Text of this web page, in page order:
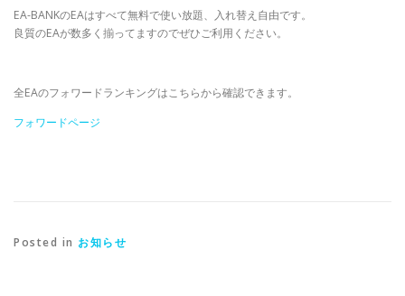
EA-BANKのEAはすべて無料で使い放題、入れ替え自由です。
良質のEAが数多く揃ってますのでぜひご利用ください。
全EAのフォワードランキングはこちらから確認できます。
フォワードページ
Posted in お知らせ